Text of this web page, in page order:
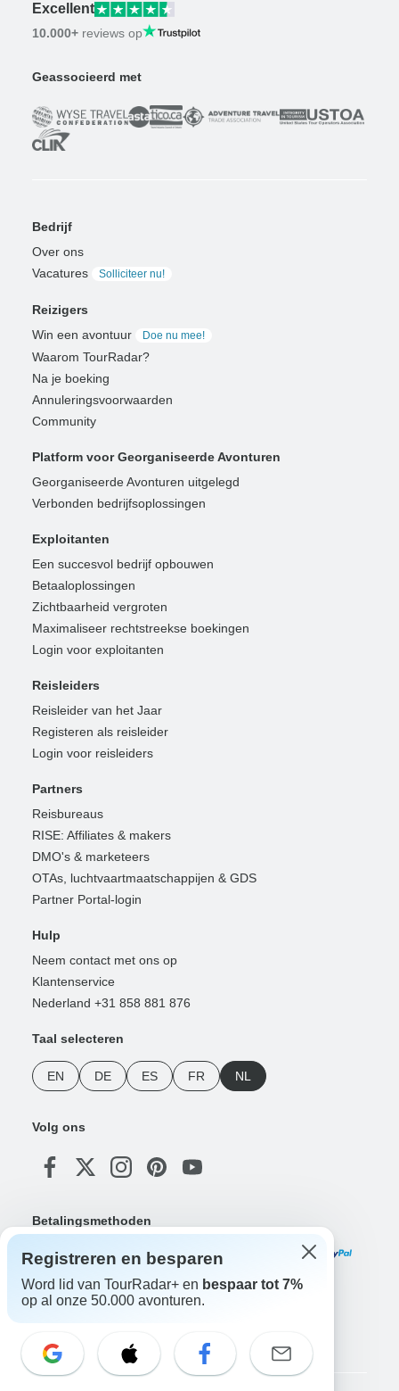
Excellent
10.000+ reviews op
Geassocieerd met
Bedrijf
Over ons
Vacatures
Solliciteer nu!
Reizigers
Win een avontuur
Doe nu mee!
Waarom TourRadar?
Na je boeking
Annuleringsvoorwaarden
Community
Platform voor Georganiseerde Avonturen
Georganiseerde Avonturen uitgelegd
Verbonden bedrijfsoplossingen
Exploitanten
Een succesvol bedrijf opbouwen
Betaaloplossingen
Zichtbaarheid vergroten
Maximaliseer rechtstreekse boekingen
Login voor exploitanten
Reisleiders
Reisleider van het Jaar
Registeren als reisleider
Login voor reisleiders
Partners
Reisbureaus
RISE: Affiliates & makers
DMO's & marketeers
OTAs, luchtvaartmaatschappijen & GDS
Partner Portal-login
Hulp
Neem contact met ons op
Klantenservice
Nederland +31 858 881 876
Taal selecteren
EN DE ES FR NL
Volg ons
Betalingsmethoden
Registreren en besparen
Word lid van TourRadar+ en bespaar tot 7%
op al onze 50.000 avonturen.